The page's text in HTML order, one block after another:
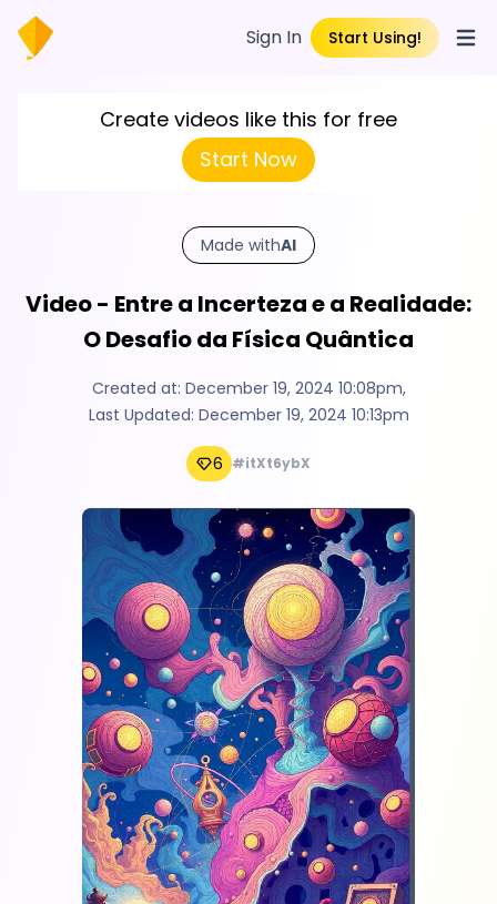
Sign In Start Using!
Create videos like this for free
Start Now
Made withAI
Video - Entre a Incerteza e a Realidade:
O Desafio da Física Quântica
Created at: December 19, 2024 10:08pm,
Last Updated: December 19, 2024 10:13pm
6 #itXt6ybX